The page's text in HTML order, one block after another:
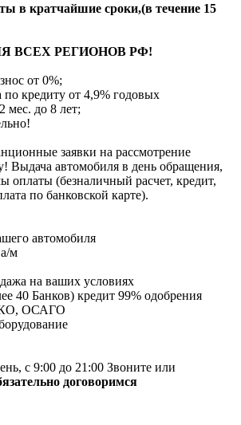
в кратчайшие сроки,(в течение 15
ВСЕХ РЕГИОНОВ РФ!
от 0%;
по кредиту от 4,9% годовых
мес. до 8 лет;
заявки на рассмотрение
Выдача автомобиля в день обращения,
оплаты (безналичный расчет, кредит,
по банковской карте).
автомобиля
м
на ваших условиях
40 Банков) кредит 99% одобрения
ОСАГО
с 9:00 до 21:00 Звоните или
договоримся